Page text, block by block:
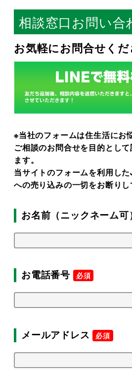
相談窓口お問い合
お気軽にお問合せくだ
※当社のフォームは住生活にお
ご相談のお問合せを目的とし
ます。
当サイトのフォームを利用し
への売り込みの一切をお断りし
お名前（ニックネーム
お電話番号 必須
メールアドレス 必須